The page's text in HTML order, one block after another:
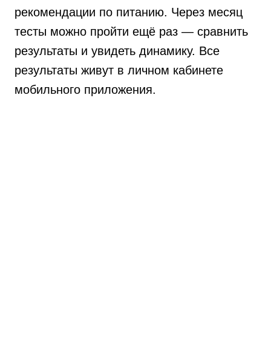
рекомендации по питанию. Через месяц
тесты можно пройти ещё раз — сравнить
результаты и увидеть динамику. Все
результаты живут в личном кабинете
мобильного приложения.